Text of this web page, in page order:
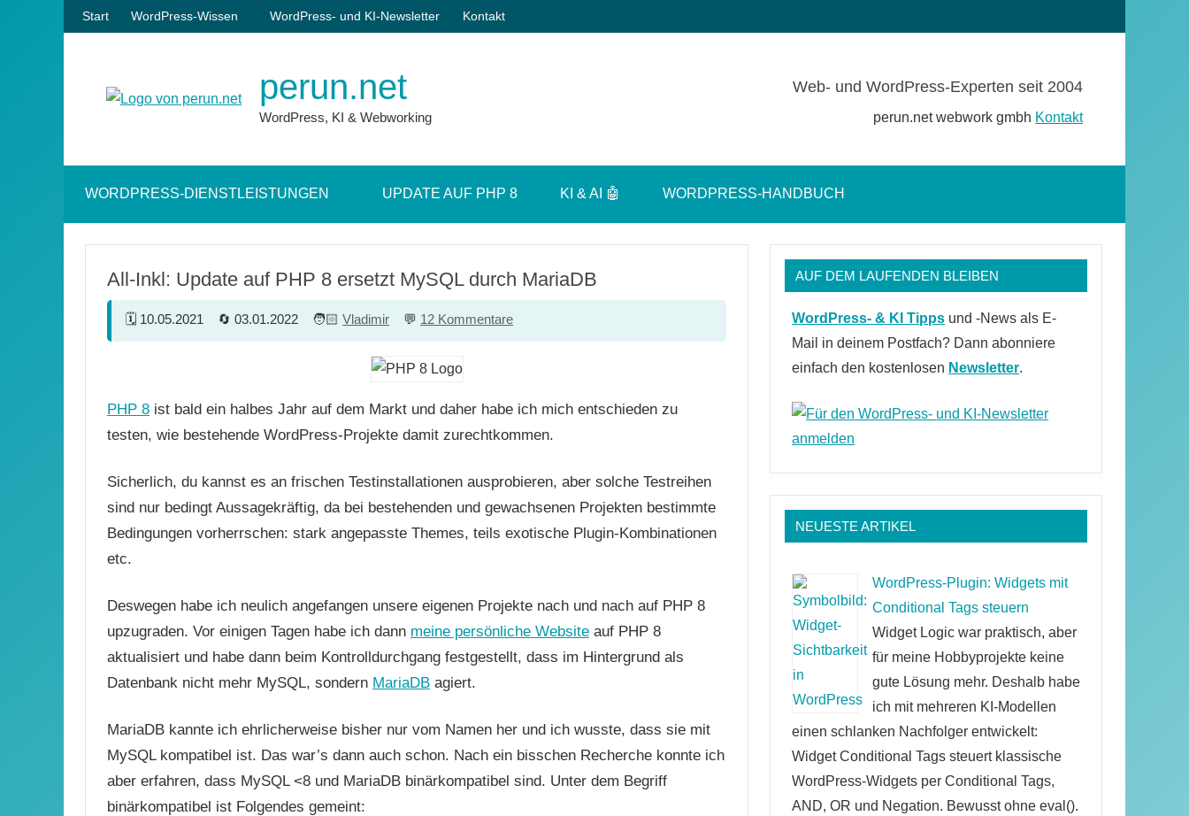
Zum
Inhalt
Start WordPress-Wissen WordPress- und KI-Newsletter Kontakt
perun.net
WordPress, KI & Webworking
Web- und WordPress-Experten seit 2004
perun.net webwork gmbh Kontakt
öffnen
WORDPRESS-DIENSTLEISTUNGEN UPDATE AUF PHP 8 KI & AI 🤖 WORDPRESS-HANDBUCH
All-Inkl: Update auf PHP 8 ersetzt MySQL durch MariaDB
10.05.2021 03.01.2022 Vladimir 12 Kommentare
PHP 8 ist bald ein halbes Jahr auf dem Markt und daher habe ich mich entschieden zu
testen, wie bestehende WordPress-Projekte damit zurechtkommen.
Sicherlich, du kannst es an frischen Testinstallationen ausprobieren, aber solche Testreihen
sind nur bedingt Aussagekräftig, da bei bestehenden und gewachsenen Projekten bestimmte
Bedingungen vorherrschen: stark angepasste Themes, teils exotische Plugin-Kombinationen
etc.
Deswegen habe ich neulich angefangen unsere eigenen Projekte nach und nach auf PHP 8
upzugraden. Vor einigen Tagen habe ich dann meine persönliche Website auf PHP 8
aktualisiert und habe dann beim Kontrolldurchgang festgestellt, dass im Hintergrund als
Datenbank nicht mehr MySQL, sondern MariaDB agiert.
MariaDB kannte ich ehrlicherweise bisher nur vom Namen her und ich wusste, dass sie mit
MySQL kompatibel ist. Das war’s dann auch schon. Nach ein bisschen Recherche konnte ich
aber erfahren, dass MySQL <8 und MariaDB binärkompatibel sind. Unter dem Begriff
binärkompatibel ist Folgendes gemeint:
AUF DEM LAUFENDEN BLEIBEN
WordPress- & KI Tipps und -News als E-
Mail in deinem Postfach? Dann abonniere
einfach den kostenlosen Newsletter.
NEUESTE ARTIKEL
WordPress-Plugin: Widgets mit
Conditional Tags steuern
Widget Logic war praktisch, aber
für meine Hobbyprojekte keine
gute Lösung mehr. Deshalb habe
ich mit mehreren KI-Modellen
einen schlanken Nachfolger entwickelt:
Widget Conditional Tags steuert klassische
WordPress-Widgets per Conditional Tags,
AND, OR und Negation. Bewusst ohne eval().